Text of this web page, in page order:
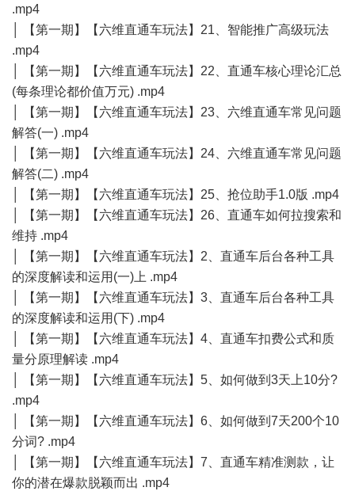
.mp4
│ 【第一期】【六维直通车玩法】21、智能推广高级玩法
.mp4
│ 【第一期】【六维直通车玩法】22、直通车核心理论汇总
(每条理论都价值万元) .mp4
│ 【第一期】【六维直通车玩法】23、六维直通车常见问题
解答(一) .mp4
│ 【第一期】【六维直通车玩法】24、六维直通车常见问题
解答(二) .mp4
│ 【第一期】【六维直通车玩法】25、抢位助手1.0版 .mp4
│ 【第一期】【六维直通车玩法】26、直通车如何拉搜索和
维持 .mp4
│ 【第一期】【六维直通车玩法】2、直通车后台各种工具
的深度解读和运用(一)上 .mp4
│ 【第一期】【六维直通车玩法】3、直通车后台各种工具
的深度解读和运用(下) .mp4
│ 【第一期】【六维直通车玩法】4、直通车扣费公式和质
量分原理解读 .mp4
│ 【第一期】【六维直通车玩法】5、如何做到3天上10分?
.mp4
│ 【第一期】【六维直通车玩法】6、如何做到7天200个10
分词? .mp4
│ 【第一期】【六维直通车玩法】7、直通车精准测款，让
你的潜在爆款脱颖而出 .mp4